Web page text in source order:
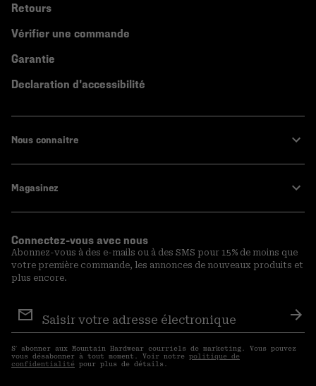
Retours
Vérifier une commande
Garantie
Declaration d'accessibilité
Nous connaitre
Magasinez
Connectez-vous avec nous
Abonnez-vous à des e-mails ou à des SMS pour 15% de moins que
votre première commande, les annonces de nouveaux produits et
plus encore.
aux
courriels
S′ abonner aux Mountain Hardwear courriels de marketing. Vous pouvez
vous désabonner à tout moment. Voir notre politique de
confidentialité pour plus de détails.